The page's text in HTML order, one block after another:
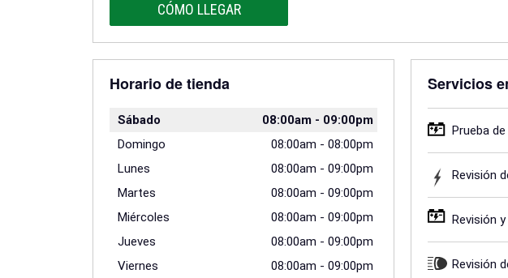
CÓMO LLEGAR
Horario de tienda
Sábado 08:00am - 09:00pm
Domingo
08:00am - 08:00pm
Lunes
08:00am - 09:00pm
Martes
08:00am - 09:00pm
Miércoles
08:00am - 09:00pm
Jueves
08:00am - 09:00pm
Viernes
08:00am - 09:00pm
Servicios
Prueba
Revisión
Revisión
Revisión